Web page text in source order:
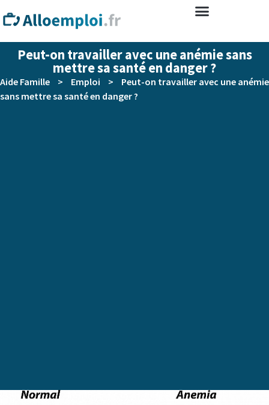
Peut-on travailler avec une anémie sans
mettre sa santé en danger ?
Aide Famille > Emploi >
Peut-on travailler avec une anémie
sans mettre sa santé en danger ?